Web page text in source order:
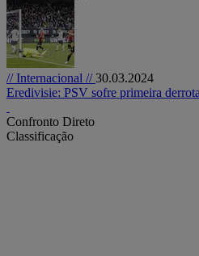
// Internacional //30.03.2024
Eredivisie: PSV sofre primeira
Confronto Direto
Classificação